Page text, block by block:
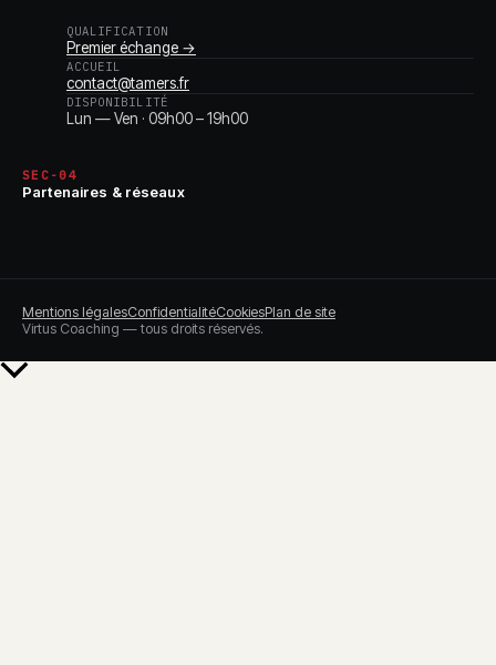
QUALIFICATION
Premier échange →
ACCUEIL
contact@tamers.fr
DISPONIBILITÉ
Lun — Ven · 09h00 – 19h00
SEC-04
Partenaires & réseaux
Mentions légalesConfidentialitéCookiesPlan de site
Virtus Coaching — tous droits réservés.